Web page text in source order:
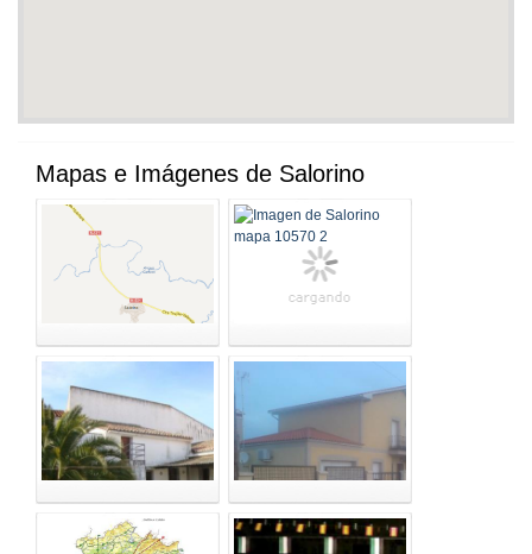
Mapas e Imágenes de Salorino